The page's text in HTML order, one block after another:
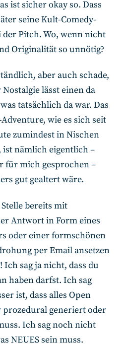
ist sicher okay so. Dass
seine Kult-Comedy-
der Pitch. Wo, wenn nicht
Originalität so unnötig?
aber auch schade,
lässt einen da
tatsächlich da war. Das
wie es sich seit
zumindest in Nischen
nämlich eigentlich –
für mich gesprochen –
gut gealtert wäre.
bereits mit
Antwort in Form eines
oder einer formschönen
per Email ansetzen
sag ja nicht, dass du
haben darfst. Ich sag
ist, dass alles Open
prozedural generiert oder
Ich sag noch nicht
NEUES sein muss.